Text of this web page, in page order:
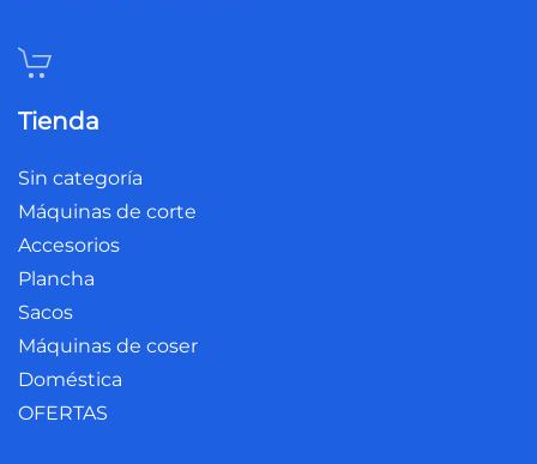
Tienda
Sin categoría
Máquinas de corte
Accesorios
Plancha
Sacos
Máquinas de coser
Doméstica
OFERTAS